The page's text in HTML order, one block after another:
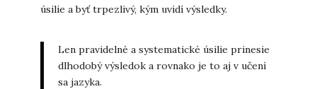
úsilie a byť trpezlivý, kým uvidí výsledky.
Len pravidelné a systematické úsilie prinesie
dlhodobý výsledok a rovnako je to aj v učení
sa jazyka.